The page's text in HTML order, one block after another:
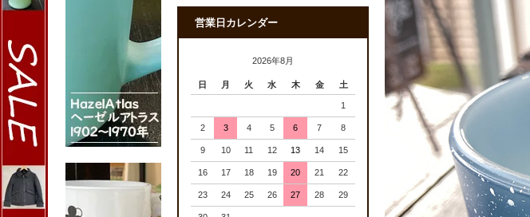
営業日カレンダー
2026年8月
日 月 火 水 木 金 土
1
2 3 4 5 6 7 8
9 10 11 12 13 14 15
16 17 18 19 20 21 22
23 24 25 26 27 28 29